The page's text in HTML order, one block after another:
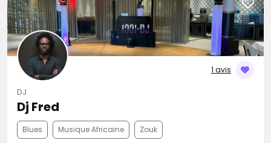
1 avis
DJ
Dj Fred
Blues Musique Africaine Zouk